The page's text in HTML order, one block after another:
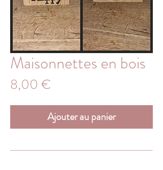
Maisonnettes en bois
8,00 €
Ajouter au panier